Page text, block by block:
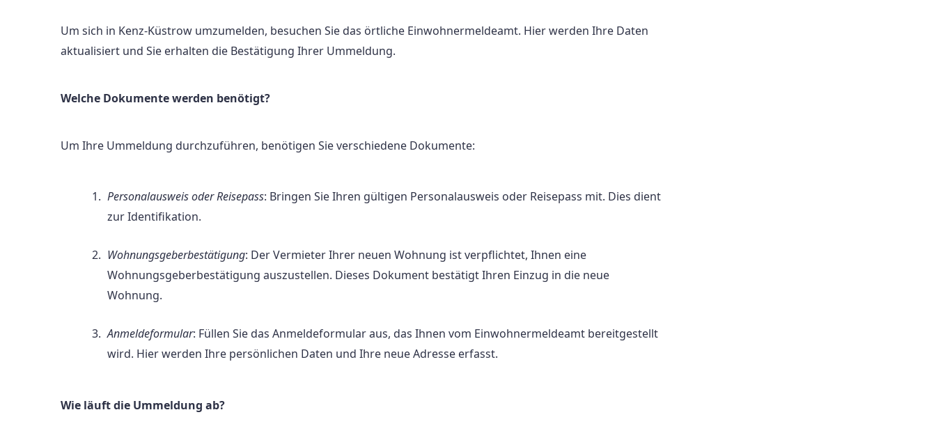
Um sich in Kenz-Küstrow umzumelden, besuchen Sie das örtliche Einwohnermeldeamt. Hier werden Ihre Daten
aktualisiert und Sie erhalten die Bestätigung Ihrer Ummeldung.
Welche Dokumente werden benötigt?
Um Ihre Ummeldung durchzuführen, benötigen Sie verschiedene Dokumente:
Personalausweis oder Reisepass: Bringen Sie Ihren gültigen Personalausweis oder Reisepass mit. Dies dient
zur Identifikation.
Wohnungsgeberbestätigung: Der Vermieter Ihrer neuen Wohnung ist verpflichtet, Ihnen eine
Wohnungsgeberbestätigung auszustellen. Dieses Dokument bestätigt Ihren Einzug in die neue
Wohnung.
Anmeldeformular: Füllen Sie das Anmeldeformular aus, das Ihnen vom Einwohnermeldeamt bereitgestellt
wird. Hier werden Ihre persönlichen Daten und Ihre neue Adresse erfasst.
Wie läuft die Ummeldung ab?